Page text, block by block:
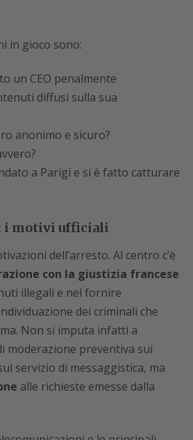
in gioco sono:
un CEO penalmente
diffusi sulla sua
anonimo e sicuro?
a Parigi e si è fatto catturare
i motivi ufficiali
dell’arresto. Al centro c’è
con la giustizia francese
illegali e nel fornire
dei criminali che
Non si imputa infatti a
moderazione preventiva sui
servizio di messaggistica, ma
alle richieste emesse dalla